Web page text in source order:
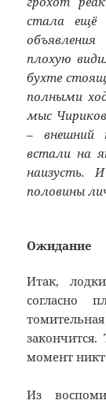
стала ещё
плохую
бухте
полными
мыс
– внешний
встали на
наизусть.
половины
Ожидание
Итак,
согласно
момент
Из